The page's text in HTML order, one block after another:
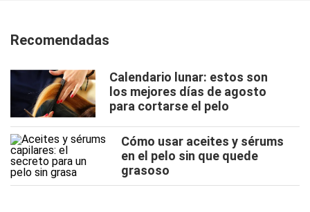
Recomendadas
Calendario lunar: estos son
los mejores días de agosto
para cortarse el pelo
Cómo usar aceites y sérums
en el pelo sin que quede
grasoso